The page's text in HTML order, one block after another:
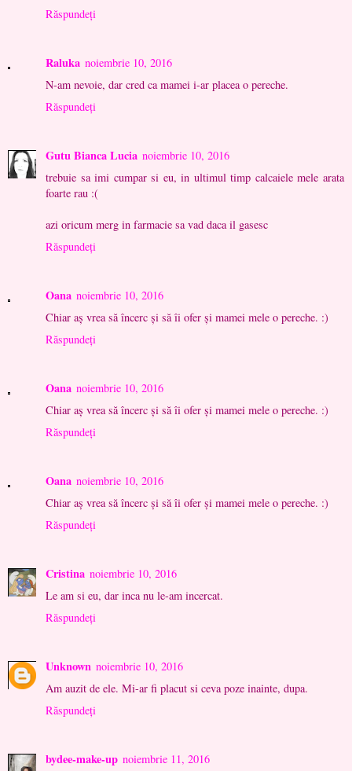
Răspundeți
Raluka noiembrie 10, 2016
N-am nevoie, dar cred ca mamei i-ar placea o pereche.
Răspundeți
Gutu Bianca Lucia noiembrie 10, 2016
trebuie sa imi cumpar si eu, in ultimul timp calcaiele mele arata
foarte rau :(
azi oricum merg in farmacie sa vad daca il gasesc
Răspundeți
Oana noiembrie 10, 2016
Chiar aș vrea să încerc și să îi ofer și mamei mele o pereche. :)
Răspundeți
Oana noiembrie 10, 2016
Chiar aș vrea să încerc și să îi ofer și mamei mele o pereche. :)
Răspundeți
Oana noiembrie 10, 2016
Chiar aș vrea să încerc și să îi ofer și mamei mele o pereche. :)
Răspundeți
Cristina noiembrie 10, 2016
Le am si eu, dar inca nu le-am incercat.
Răspundeți
Unknown noiembrie 10, 2016
Am auzit de ele. Mi-ar fi placut si ceva poze inainte, dupa.
Răspundeți
bydee-make-up noiembrie 11, 2016